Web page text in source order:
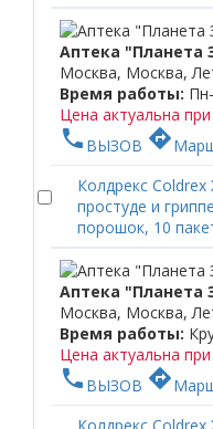
Аптека "Планета
Москва, Москва,
Время работы:
Цена актуальна
phone ВЫЗОВ directions
Колдрекс
простуде и
порошок, 10
Аптека "Планета
Москва, Москва,
Время работы:
Цена актуальна
phone ВЫЗОВ directions